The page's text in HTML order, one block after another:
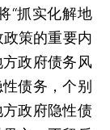
抓实化解地
政策的重要内
政府债务风
债务，个别
政府隐性债